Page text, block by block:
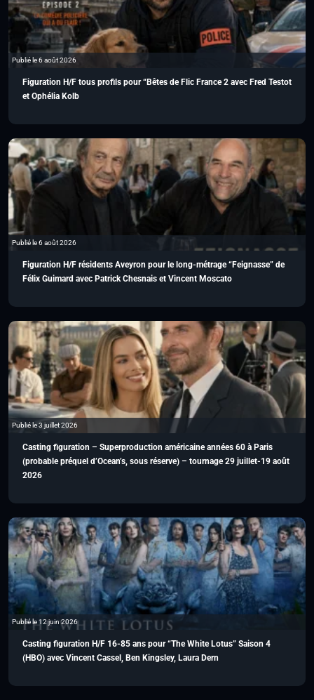
Publié le 6 août 2026
Figuration H/F tous profils pour “Bêtes de Flic France 2 avec Fred Testot
et Ophélia Kolb
Publié le 6 août 2026
Figuration H/F résidents Aveyron pour le long-métrage “Feignasse” de
Félix Guimard avec Patrick Chesnais et Vincent Moscato
Publié le 3 juillet 2026
Casting figuration – Superproduction américaine années 60 à Paris
(probable préquel d’Ocean’s, sous réserve) – tournage 29 juillet-19 août
2026
Publié le 12 juin 2026
Casting figuration H/F 16-85 ans pour “The White Lotus” Saison 4
(HBO) avec Vincent Cassel, Ben Kingsley, Laura Dern